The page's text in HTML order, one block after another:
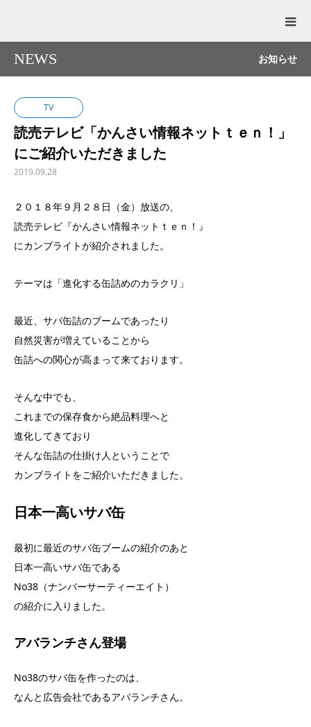
NEWS お知らせ
TV
読売テレビ「かんさい情報ネットｔｅｎ！」
にご紹介いただきました
2019.09.28
２０１８年９月２８日（金）放送の、
読売テレビ『かんさい情報ネットｔｅｎ！』
にカンブライトが紹介されました。
テーマは「進化する缶詰めのカラクリ」
最近、サバ缶詰のブームであったり
自然災害が増えていることから
缶詰への関心が高まって来ております。
そんな中でも、
これまでの保存食から絶品料理へと
進化してきており
そんな缶詰の仕掛け人ということで
カンブライトをご紹介いただきました。
日本一高いサバ缶
最初に最近のサバ缶ブームの紹介のあと
日本一高いサバ缶である
No38（ナンバーサーティーエイト）
の紹介に入りました。
アバランチさん登場
No38のサバ缶を作ったのは、
なんと広告会社であるアバランチさん。